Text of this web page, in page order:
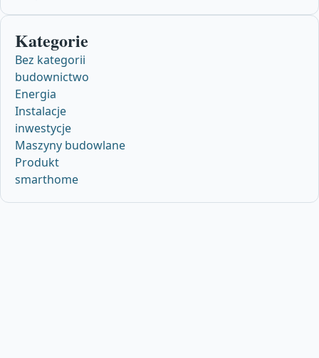
Kategorie
Bez kategorii
budownictwo
Energia
Instalacje
inwestycje
Maszyny budowlane
Produkt
smarthome